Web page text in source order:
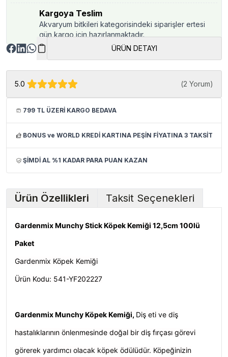
Kargoya Teslim
Akvaryum bitkileri kategorisindeki siparişler ertesi
gün kargo için hazırlanmaktadır.
ÜRÜN DETAYI
5.0 (2 Yorum)
799 TL ÜZERİ KARGO BEDAVA
BONUS ve WORLD KREDİ KARTINA PEŞİN FİYATINA 3 TAKSİT
ŞİMDİ AL %1 KADAR PARA PUAN KAZAN
Ürün Özellikleri Taksit Seçenekleri
Gardenmix Munchy Stick Köpek Kemiği 12,5cm 100lü
Paket
Gardenmix Köpek Kemiği
Ürün Kodu: 541-YF202227
Gardenmix Munchy Köpek Kemiği, Diş eti ve diş
hastalıklarının önlenmesinde doğal bir diş fırçası görevi
görerek yardımcı olacak köpek ödülüdür. Köpeğinizin